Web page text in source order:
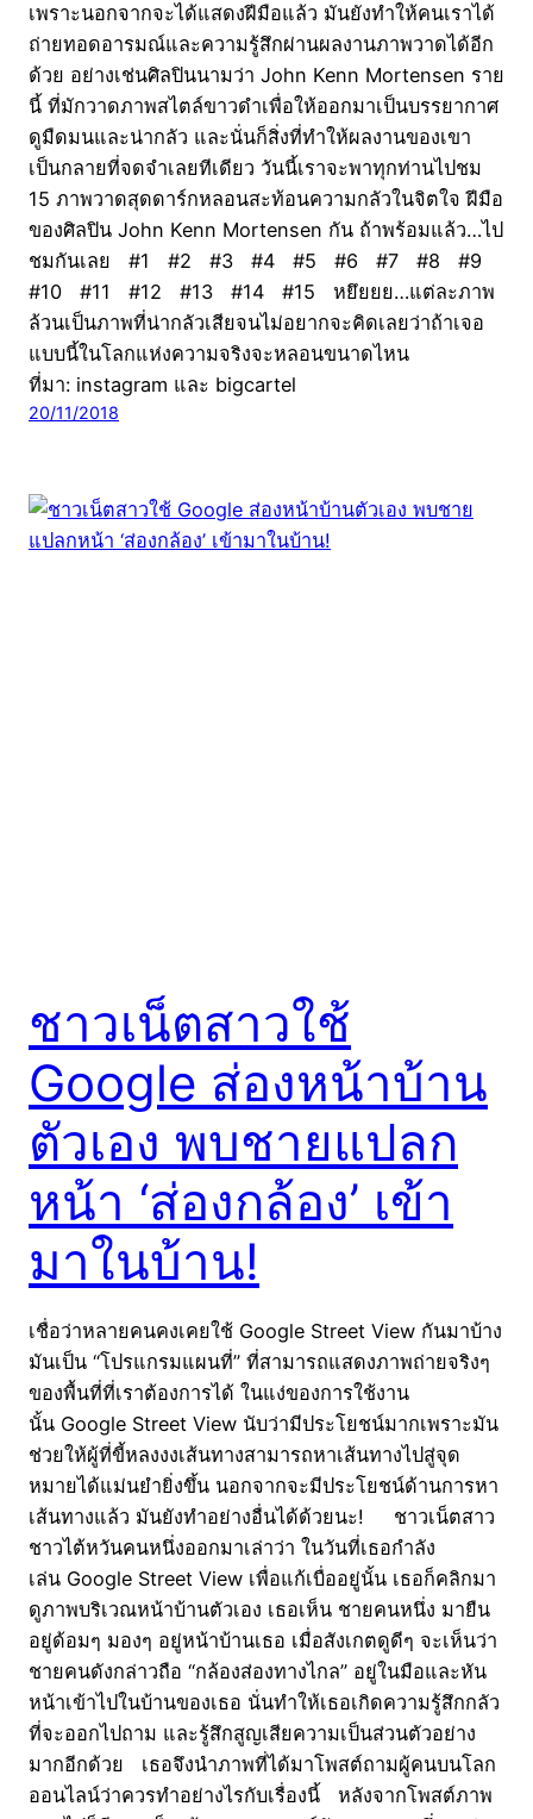
เพราะนอกจากจะได้แสดงฝีมือแล้ว มันยังทำให้คนเราได้
ถ่ายทอดอารมณ์และความรู้สึกผ่านผลงานภาพวาดได้อีก
ด้วย อย่างเช่นศิลปินนามว่า John Kenn Mortensen ราย
นี้ ที่มักวาดภาพสไตล์ขาวดำเพื่อให้ออกมาเป็นบรรยากาศ
ดูมืดมนและน่ากลัว และนั่นก็สิ่งที่ทำให้ผลงานของเขา
เป็นกลายที่จดจำเลยทีเดียว วันนี้เราจะพาทุกท่านไปชม
15 ภาพวาดสุดดาร์กหลอนสะท้อนความกลัวในจิตใจ ฝีมือ
ของศิลปิน John Kenn Mortensen กัน ถ้าพร้อมแล้ว…ไป
ชมกันเลย #1 #2 #3 #4 #5 #6 #7 #8 #9
#10 #11 #12 #13 #14 #15 หยึยยย…แต่ละภาพ
ล้วนเป็นภาพที่น่ากลัวเสียจนไม่อยากจะคิดเลยว่าถ้าเจอ
แบบนี้ในโลกแห่งความจริงจะหลอนขนาดไหน
ที่มา: instagram และ bigcartel
20/11/2018
ชาวเน็ตสาวใช้
Google ส่องหน้าบ้าน
ตัวเอง พบชายแปลก
หน้า ‘ส่องกล้อง’ เข้า
มาในบ้าน!
เชื่อว่าหลายคนคงเคยใช้ Google Street View กันมาบ้าง
มันเป็น “โปรแกรมแผนที่” ที่สามารถแสดงภาพถ่ายจริงๆ
ของพื้นที่ที่เราต้องการได้ ในแง่ของการใช้งาน
นั้น Google Street View นับว่ามีประโยชน์มากเพราะมัน
ช่วยให้ผู้ที่ขี้หลงงงเส้นทางสามารถหาเส้นทางไปสู่จุด
หมายได้แม่นยำยิ่งขึ้น นอกจากจะมีประโยชน์ด้านการหา
เส้นทางแล้ว มันยังทำอย่างอื่นได้ด้วยนะ! ชาวเน็ตสาว
ชาวไต้หวันคนหนึ่งออกมาเล่าว่า ในวันที่เธอกำลัง
เล่น Google Street View เพื่อแก้เบื่ออยู่นั้น เธอก็คลิกมา
ดูภาพบริเวณหน้าบ้านตัวเอง เธอเห็น ชายคนหนึ่ง มายืน
อยู่ด้อมๆ มองๆ อยู่หน้าบ้านเธอ เมื่อสังเกตดูดีๆ จะเห็นว่า
ชายคนดังกล่าวถือ “กล้องส่องทางไกล” อยู่ในมือและหัน
หน้าเข้าไปในบ้านของเธอ นั่นทำให้เธอเกิดความรู้สึกกลัว
ที่จะออกไปถาม และรู้สึกสูญเสียความเป็นส่วนตัวอย่าง
มากอีกด้วย เธอจึงนำภาพที่ได้มาโพสต์ถามผู้คนบนโลก
ออนไลน์ว่าควรทำอย่างไรกับเรื่องนี้ หลังจากโพสต์ภาพ